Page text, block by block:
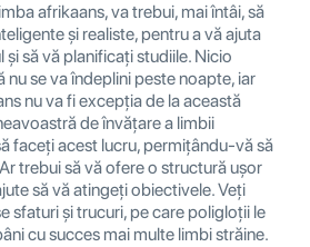
afrikaans, va trebui, mai întâi, să
și realiste, pentru a vă ajuta
să vă planificați studiile. Nicio
nu se va îndeplini peste noapte, iar
nu va fi excepția de la această
de învățare a limbii
faceți acest lucru, permițându-vă să
trebui să vă ofere o structură ușor
să vă atingeți obiectivele. Veți
sfaturi și trucuri, pe care poligloții le
cu succes mai multe limbi străine.